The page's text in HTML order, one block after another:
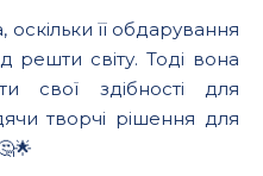
її обдарування
решти світу. Тоді вона
свої здібності для
творчі рішення для